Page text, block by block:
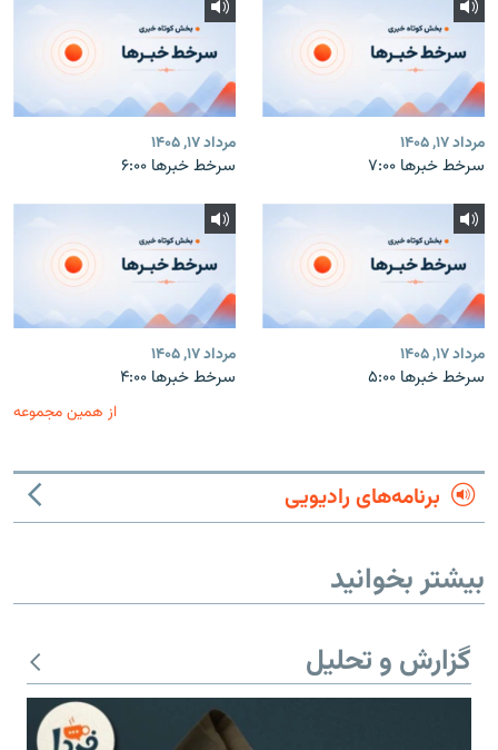
مرداد ۱۷, ۱۴۰۵
سرخط خبرها ۷:۰۰
مرداد ۱۷, ۱۴۰۵
سرخط خبرها ۶:۰۰
مرداد ۱۷, ۱۴۰۵
سرخط خبرها ۵:۰۰
مرداد ۱۷, ۱۴۰۵
سرخط خبرها ۴:۰۰
از همین مجموعه
برنامه‌های رادیویی
بیشتر بخوانید
گزارش و تحلیل